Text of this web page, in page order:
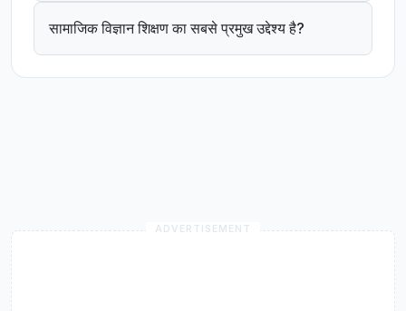
सामाजिक विज्ञान शिक्षण का सबसे प्रमुख उद्देश्य है?